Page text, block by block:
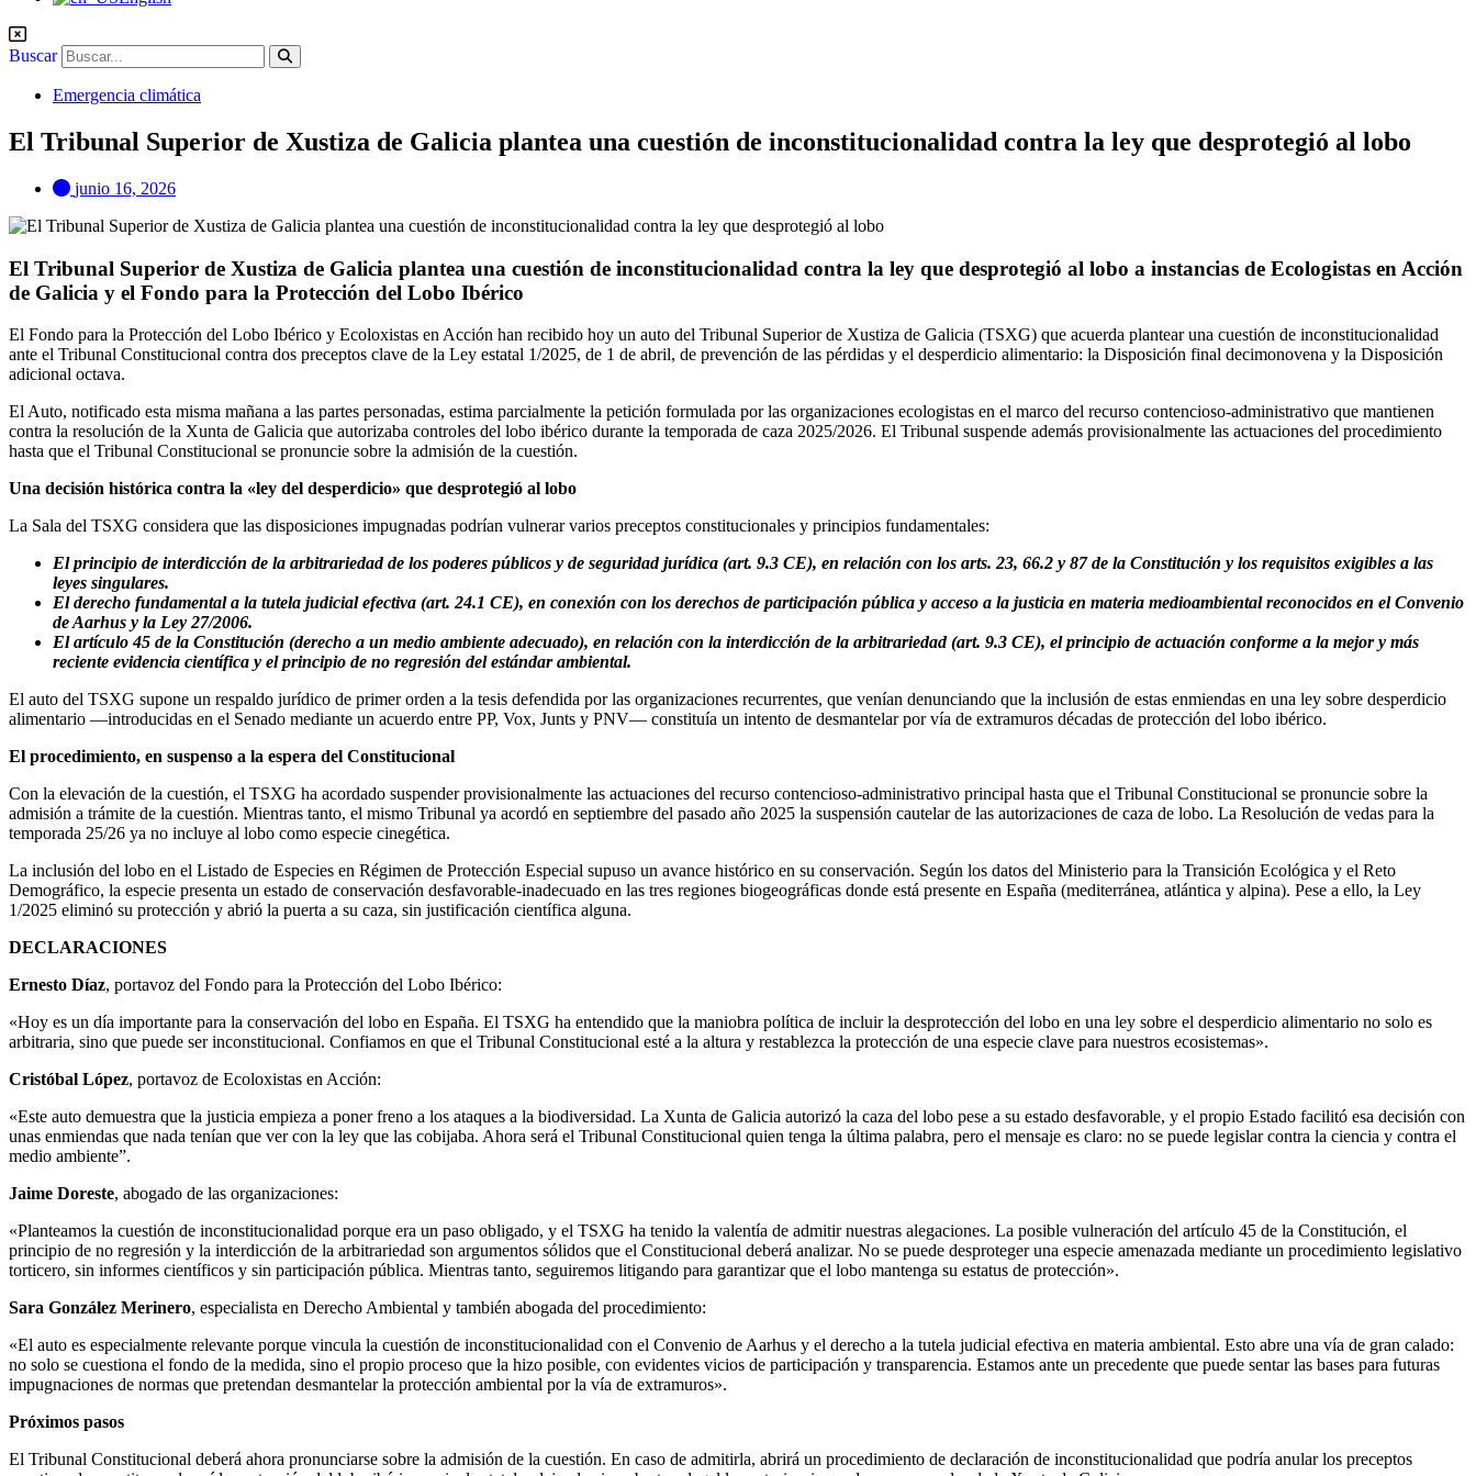
Buscar
Emergencia climática
El Tribunal Superior de Xustiza de Galicia plantea una cuestión de inconstitucionalidad contra la ley que desprotegió al lobo
junio 16, 2026
El Tribunal Superior de Xustiza de Galicia plantea una cuestión de inconstitucionalidad contra la ley que desprotegió al lobo a instancias de Ecologistas en Acción
de Galicia y el Fondo para la Protección del Lobo Ibérico
El Fondo para la Protección del Lobo Ibérico y Ecoloxistas en Acción han recibido hoy un auto del Tribunal Superior de Xustiza de Galicia (TSXG) que acuerda plantear una cuestión de inconstitucionalidad
ante el Tribunal Constitucional contra dos preceptos clave de la Ley estatal 1/2025, de 1 de abril, de prevención de las pérdidas y el desperdicio alimentario: la Disposición final decimonovena y la Disposición
adicional octava.
El Auto, notificado esta misma mañana a las partes personadas, estima parcialmente la petición formulada por las organizaciones ecologistas en el marco del recurso contencioso-administrativo que mantienen
contra la resolución de la Xunta de Galicia que autorizaba controles del lobo ibérico durante la temporada de caza 2025/2026. El Tribunal suspende además provisionalmente las actuaciones del procedimiento
hasta que el Tribunal Constitucional se pronuncie sobre la admisión de la cuestión.
Una decisión histórica contra la «ley del desperdicio» que desprotegió al lobo
La Sala del TSXG considera que las disposiciones impugnadas podrían vulnerar varios preceptos constitucionales y principios fundamentales:
El principio de interdicción de la arbitrariedad de los poderes públicos y de seguridad jurídica (art. 9.3 CE), en relación con los arts. 23, 66.2 y 87 de la Constitución y los requisitos exigibles a las
leyes singulares.
El derecho fundamental a la tutela judicial efectiva (art. 24.1 CE), en conexión con los derechos de participación pública y acceso a la justicia en materia medioambiental reconocidos en el Convenio
de Aarhus y la Ley 27/2006.
El artículo 45 de la Constitución (derecho a un medio ambiente adecuado), en relación con la interdicción de la arbitrariedad (art. 9.3 CE), el principio de actuación conforme a la mejor y más
reciente evidencia científica y el principio de no regresión del estándar ambiental.
El auto del TSXG supone un respaldo jurídico de primer orden a la tesis defendida por las organizaciones recurrentes, que venían denunciando que la inclusión de estas enmiendas en una ley sobre desperdicio
alimentario —introducidas en el Senado mediante un acuerdo entre PP, Vox, Junts y PNV— constituía un intento de desmantelar por vía de extramuros décadas de protección del lobo ibérico.
El procedimiento, en suspenso a la espera del Constitucional
Con la elevación de la cuestión, el TSXG ha acordado suspender provisionalmente las actuaciones del recurso contencioso-administrativo principal hasta que el Tribunal Constitucional se pronuncie sobre la
admisión a trámite de la cuestión. Mientras tanto, el mismo Tribunal ya acordó en septiembre del pasado año 2025 la suspensión cautelar de las autorizaciones de caza de lobo. La Resolución de vedas para la
temporada 25/26 ya no incluye al lobo como especie cinegética.
La inclusión del lobo en el Listado de Especies en Régimen de Protección Especial supuso un avance histórico en su conservación. Según los datos del Ministerio para la Transición Ecológica y el Reto
Demográfico, la especie presenta un estado de conservación desfavorable-inadecuado en las tres regiones biogeográficas donde está presente en España (mediterránea, atlántica y alpina). Pese a ello, la Ley
1/2025 eliminó su protección y abrió la puerta a su caza, sin justificación científica alguna.
DECLARACIONES
Ernesto Díaz, portavoz del Fondo para la Protección del Lobo Ibérico:
«Hoy es un día importante para la conservación del lobo en España. El TSXG ha entendido que la maniobra política de incluir la desprotección del lobo en una ley sobre el desperdicio alimentario no solo es
arbitraria, sino que puede ser inconstitucional. Confiamos en que el Tribunal Constitucional esté a la altura y restablezca la protección de una especie clave para nuestros ecosistemas».
Cristóbal López, portavoz de Ecoloxistas en Acción:
«Este auto demuestra que la justicia empieza a poner freno a los ataques a la biodiversidad. La Xunta de Galicia autorizó la caza del lobo pese a su estado desfavorable, y el propio Estado facilitó esa decisión con
unas enmiendas que nada tenían que ver con la ley que las cobijaba. Ahora será el Tribunal Constitucional quien tenga la última palabra, pero el mensaje es claro: no se puede legislar contra la ciencia y contra el
medio ambiente”.
Jaime Doreste, abogado de las organizaciones:
«Planteamos la cuestión de inconstitucionalidad porque era un paso obligado, y el TSXG ha tenido la valentía de admitir nuestras alegaciones. La posible vulneración del artículo 45 de la Constitución, el
principio de no regresión y la interdicción de la arbitrariedad son argumentos sólidos que el Constitucional deberá analizar. No se puede desproteger una especie amenazada mediante un procedimiento legislativo
torticero, sin informes científicos y sin participación pública. Mientras tanto, seguiremos litigando para garantizar que el lobo mantenga su estatus de protección».
Sara González Merinero, especialista en Derecho Ambiental y también abogada del procedimiento:
«El auto es especialmente relevante porque vincula la cuestión de inconstitucionalidad con el Convenio de Aarhus y el derecho a la tutela judicial efectiva en materia ambiental. Esto abre una vía de gran calado:
no solo se cuestiona el fondo de la medida, sino el propio proceso que la hizo posible, con evidentes vicios de participación y transparencia. Estamos ante un precedente que puede sentar las bases para futuras
impugnaciones de normas que pretendan desmantelar la protección ambiental por la vía de extramuros».
Próximos pasos
El Tribunal Constitucional deberá ahora pronunciarse sobre la admisión de la cuestión. En caso de admitirla, abrirá un procedimiento de declaración de inconstitucionalidad que podría anular los preceptos